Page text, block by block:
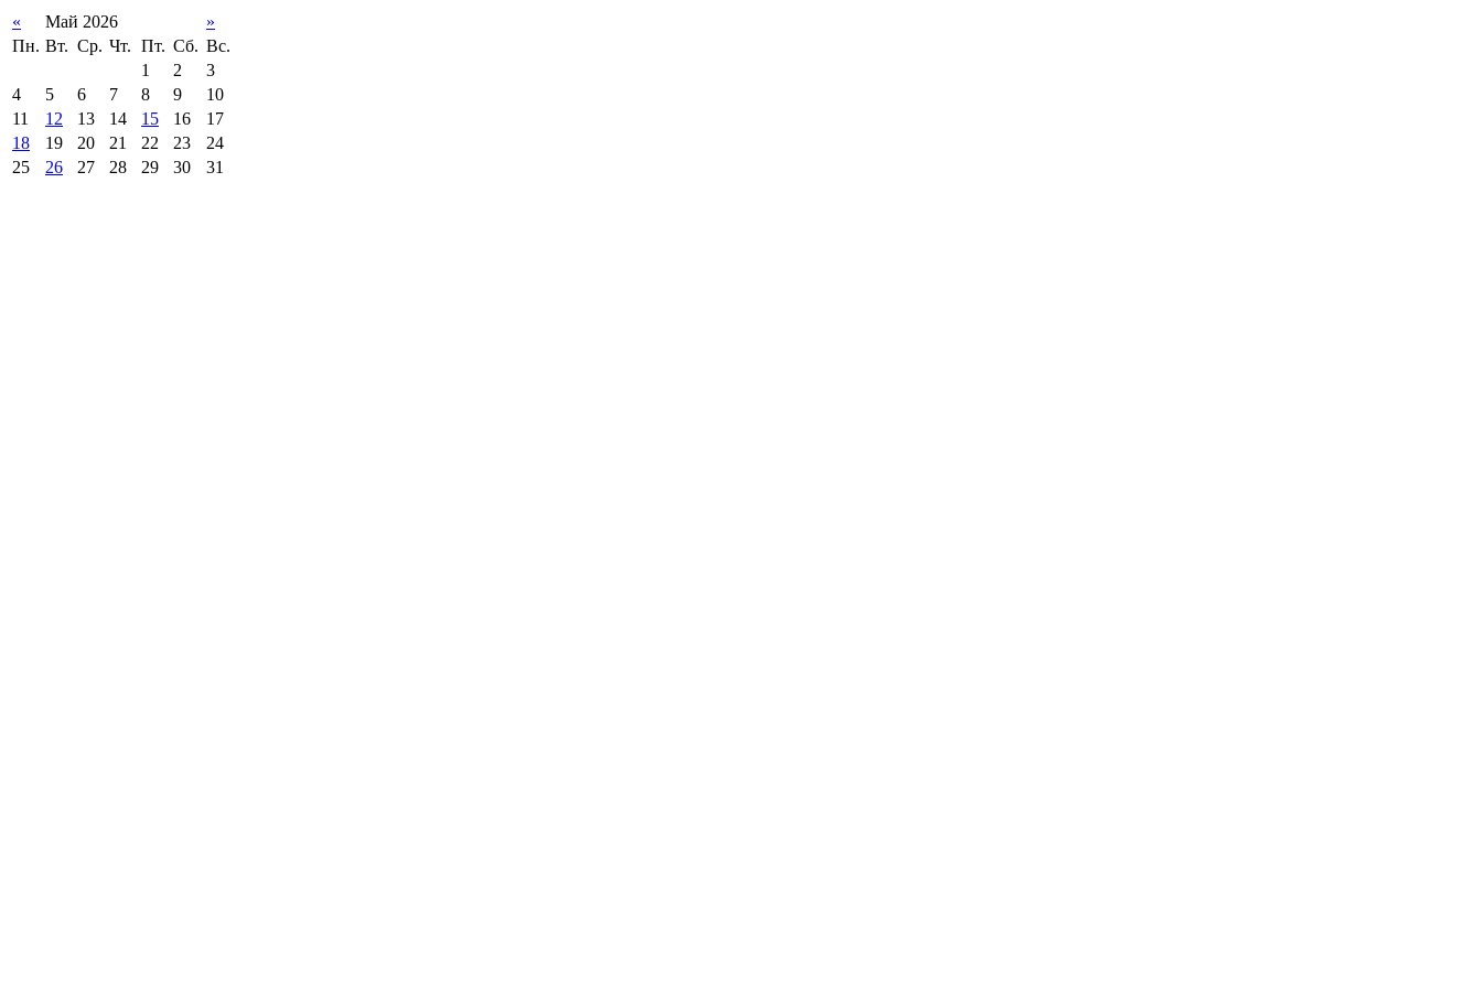
« Май 2026
»
Пн. Вт. Ср. Чт. Пт. Сб. Вс.
1
2
3
4
5 6 7 8 9
10
11
12 13 14 15 16
17
18
19 20 21 22 23
24
25
26 27 28 29 30 31